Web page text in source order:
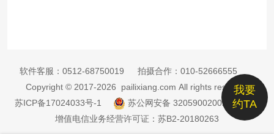
我要
约TA
软件客服： 0512-68750019 拍摄合作： 010-52666555
Copyright © 2017-2026 pailixiang.com All rights reserved
苏ICP备17024033号-1
苏公网安备 32059002002885号
增值电信业务经营许可证：苏B2-20180263